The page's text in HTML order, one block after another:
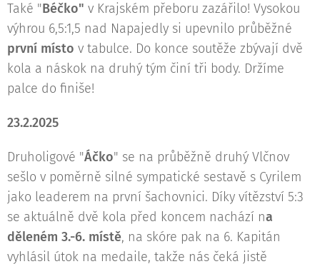
Také "Béčko" v Krajském přeboru zazářilo! Vysokou
výhrou 6,5:1,5 nad Napajedly si upevnilo průběžné
první místo v tabulce. Do konce soutěže zbývají dvě
kola a náskok na druhý tým činí tři body. Držíme
palce do finiše!
23.2.2025
Druholigové "Áčko" se na průběžně druhý Vlčnov
sešlo v poměrně silné sympatické sestavě s Cyrilem
jako leaderem na první šachovnici. Díky vítězství 5:3
se aktuálně dvě kola před koncem nachází na
děleném 3.-6. místě, na skóre pak na 6. Kapitán
vyhlásil útok na medaile, takže nás čeká jistě